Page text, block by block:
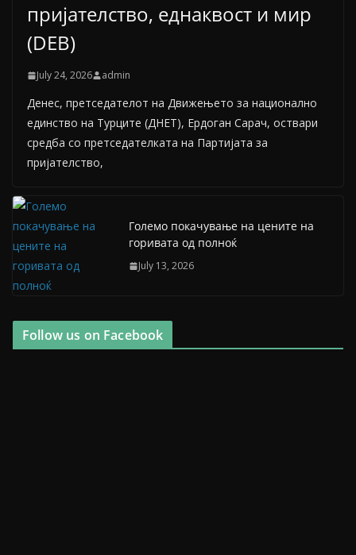
пријателство, еднаквост и мир
(DEB)
July 24, 2026 admin
Денес, претседателот на Движењето за национално
единство на Турците (ДНЕТ), Ердоган Сарач, оствари
средба со претседателката на Партијата за
пријателство,
Големо покачување на цените на
горивата од полноќ
July 13, 2026
Follow us on Facebook